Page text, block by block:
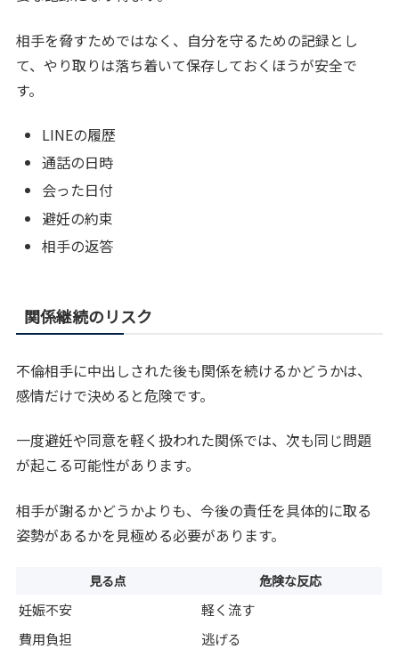
相手を脅すためではなく、自分を守るための記録とし
て、やり取りは落ち着いて保存しておくほうが安全で
す。
LINEの履歴
通話の日時
会った日付
避妊の約束
相手の返答
関係継続のリスク
不倫相手に中出しされた後も関係を続けるかどうかは、
感情だけで決めると危険です。
一度避妊や同意を軽く扱われた関係では、次も同じ問題
が起こる可能性があります。
相手が謝るかどうかよりも、今後の責任を具体的に取る
姿勢があるかを見極める必要があります。
見る点 危険な反応
妊娠不安
軽く流す
費用負担
逃げる